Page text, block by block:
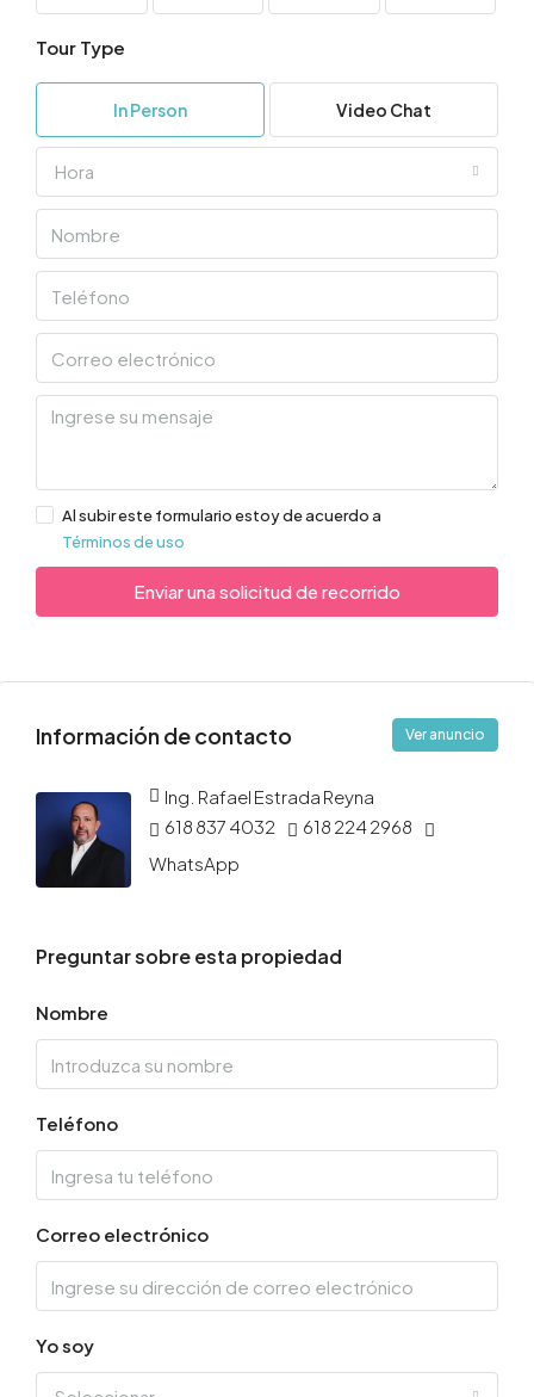
Tour Type
In Person Video Chat
Hora
Al subir este formulario estoy de acuerdo a
Términos de uso
Enviar una solicitud de recorrido
Información de contacto Ver anuncio
Ing. Rafael Estrada Reyna
618 837 4032
618 224 2968
WhatsApp
Preguntar sobre esta propiedad
Nombre
Teléfono
Correo electrónico
Yo soy